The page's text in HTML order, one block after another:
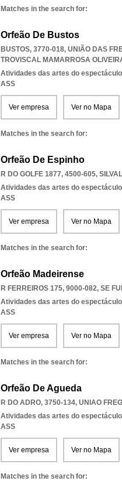
Matches in the search for:
Orfeão De Bustos
BUSTOS, 3770-018, UNIÃO DAS
TROVISCAL MAMARROSA
Atividades das artes do espectáculo
ASS
Ver empresa Ver no Mapa
Matches in the search for:
Orfeão De Espinho
R DO GOLFE 1877, 4500-605,
Atividades das artes do espectáculo
ASS
Ver empresa Ver no Mapa
Matches in the search for:
Orfeão Madeirense
R FERREIROS 175, 9000-082, SE
Atividades das artes do espectáculo
ASS
Ver empresa Ver no Mapa
Matches in the search for:
Orfeão De Agueda
R DO ADRO, 3750-134, UNIAO
Atividades das artes do espectáculo
ASS
Ver empresa Ver no Mapa
Matches in the search for: